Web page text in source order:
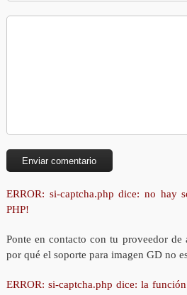
ERROR: si-captcha.php dice: no hay
PHP!
Ponte en contacto con tu proveedor
por qué el soporte para imagen GD no
ERROR: si-captcha.php dice: la